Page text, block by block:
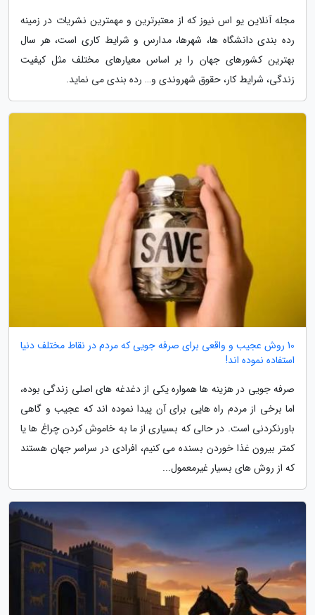
مجله آنلاین یو اس نیوز که از معتبرترین و مهمترین نشریات در زمینه
رده بندی دانشگاه ها، شهرها، مدارس و شرایط کاری است، هر سال
بهترین کشورهای جهان را بر اساس معیارهای مختلف مثل کیفیت
زندگی، شرایط کار، حقوق شهروندی و… رده بندی می نماید.
10 روش عجیب و واقعی برای صرفه جویی که مردم در نقاط مختلف دنیا
استفاده نموده اند!
صرفه جویی در هزینه ها همواره یکی از دغدغه های اصلی زندگی بوده،
اما برخی از مردم راه هایی برای آن پیدا نموده اند که عجیب و گاهی
باورنکردنی است. در حالی که بسیاری از ما به خاموش کردن چراغ ها یا
کمتر بیرون غذا خوردن بسنده می کنیم، افرادی در سراسر جهان هستند
که از روش های بسیار غیرمعمول...